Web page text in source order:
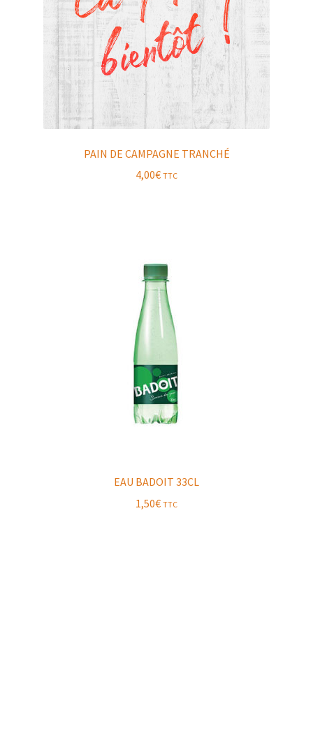
PAIN DE CAMPAGNE TRANCHÉ
4,00€ TTC
EAU BADOIT 33CL
1,50€ TTC